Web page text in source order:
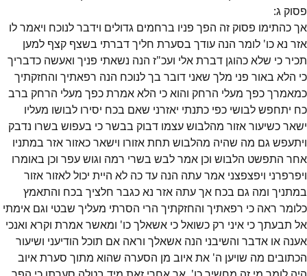
פסוק ג:
אך כהתימו פסוק זה הפך פניו ברחמים גדולים וידבר לנוכח ויאמר לו
אזר נא כו' לומר הנה עודך בסערת חליך דברתי בשצף קצף למען
תכיר כי שלא כהוגן דברת אלי ועכ"ז הנה נשאתי פניך ואעשה כדבריך
כי הלא באור פני מלך שאני דובר בך לנוכח הנה רפאתיך והחזקתיך
כמאמרך כפך מעלי הרחק והוא כי הלא אמרת כפך מעלי הרחק ברב
כח יתחפש לבושי כפי כתנתי יאזרני שאם בכח יסירו לבושו מעליו
ישאר כשיעור אזור מהלבוש עצמו דבוק בבשר כי בעפוש בשרו נדבק
ויתעפש גם מה שהיה מהלבוש תחת אזורו וישאר כאזור אזר במתניו
אחר התפשט הלבוש וכן אמר לבש בשרי רמה וגוש עפר וכן באומרו
ויפרפרני ויפצפצני אמר עתה הנה עד כה לא היית יכול לאזור אזור
במתניך ומה גם בכח אך עתה אזר נא כגבר חלציך בכח והתאמץ
כלומר ראה כי רפאתיך והחזקתיך הרי הסרתי מעליך שבטי וגם אימתי
אל תבעתך כי איני רק כשואל כי אשאלך כו' ומאשר אמרת וקרא ואנכי
אענה או אדבר והשיבני הנה אשאלך וראה אם תוכל הודיעני ושיעור
הכתובים מה שויען ה' את איוב מן הסערה שהוא מתוך סערת איוב